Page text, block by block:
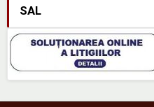
SAL